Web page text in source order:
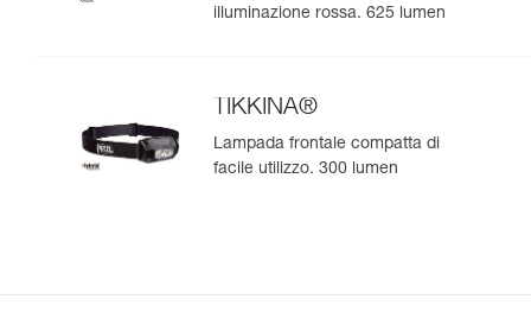
illuminazione rossa. 625 lumen
TIKKINA®
Lampada frontale compatta di
facile utilizzo. 300 lumen